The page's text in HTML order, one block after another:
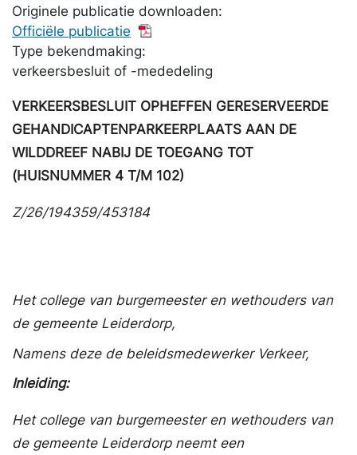
Originele publicatie downloaden:
Officiële publicatie
Type bekendmaking:
verkeersbesluit of -mededeling
VERKEERSBESLUIT OPHEFFEN GERESERVEERDE
GEHANDICAPTENPARKEERPLAATS AAN DE
WILDDREEF NABIJ DE TOEGANG TOT
(HUISNUMMER 4 T/M 102)
Z/26/194359/453184
Het college van burgemeester en wethouders van
de gemeente Leiderdorp,
Namens deze de beleidsmedewerker Verkeer,
Inleiding:
Het college van burgemeester en wethouders van
de gemeente Leiderdorp neemt een